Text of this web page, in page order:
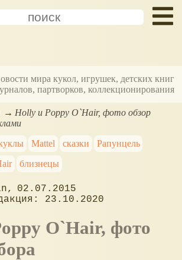
мира кукол, игрушек, детских книг
партворков, коллекционирования
Holly и Poppy O`Hair, фото обзор
Mattel сказки
Рапунцель
близнецы
02.07.2015
23.10.2020